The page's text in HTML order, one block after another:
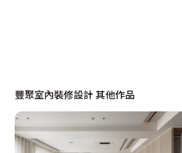
豐聚室內裝修設計 其他作品